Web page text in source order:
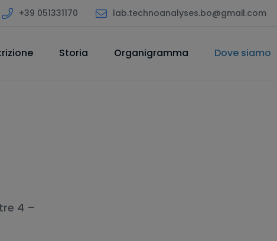
+39 051331170 lab.technoanalyses.bo@gmail.com
Storia Organigramma Dove siamo
4 –